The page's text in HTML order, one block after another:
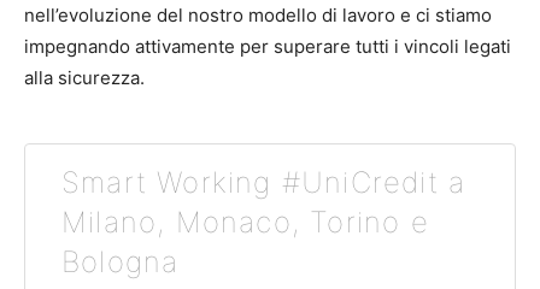
nell’evoluzione del nostro modello di lavoro e ci stiamo
impegnando attivamente per superare tutti i vincoli legati
alla sicurezza.
Smart Working #UniCredit a
Milano, Monaco, Torino e
Bologna